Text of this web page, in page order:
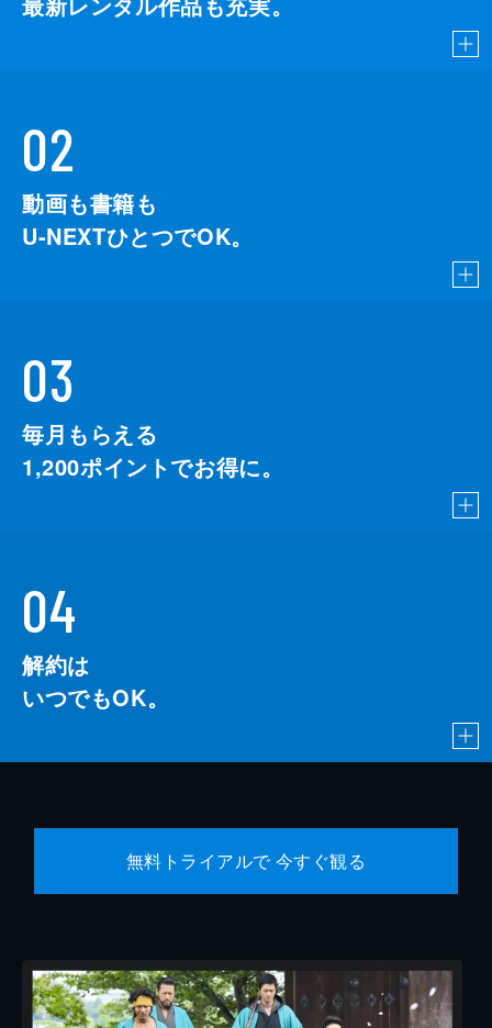
02
動画も書籍も
U-NEXTひとつでOK。
03
毎月もらえる
1,200ポイントでお得に。
04
解約は
いつでもOK。
無料トライアルで 今すぐ観る